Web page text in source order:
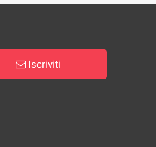
Iscriviti